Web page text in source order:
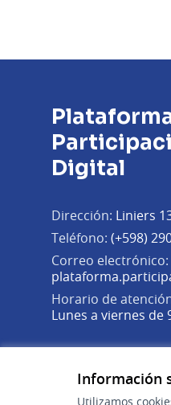
Información
Utilizamos
Digital
Dirección: Liniers
Teléfono: (+598)
Correo electrónico:
Horario de
Lunes a viernes de
(Enlace externo)
(Enlace externo)
(Enlace